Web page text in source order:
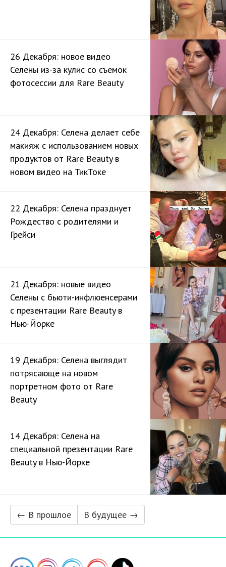
26 Декабря: новое видео
Селены из-за кулис со съемок
фотосессии для Rare Beauty
24 Декабря: Селена делает себе
макияж с использованием новых
продуктов от Rare Beauty в
новом видео на ТикТоке
22 Декабря: Селена празднует
Рождество с родителями и
Грейси
21 Декабря: новые видео
Селены с бьюти-инфлюенсерами
с презентации Rare Beauty в
Нью-Йорке
19 Декабря: Селена выглядит
потрясающе на новом
портретном фото от Rare
Beauty
14 Декабря: Селена на
специальной презентации Rare
Beauty в Нью-Йорке
← В прошлое В будущее →